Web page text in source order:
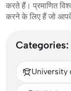
करते हैं। प्रमाणित
करने के लिए हैं जो
Categories:
University